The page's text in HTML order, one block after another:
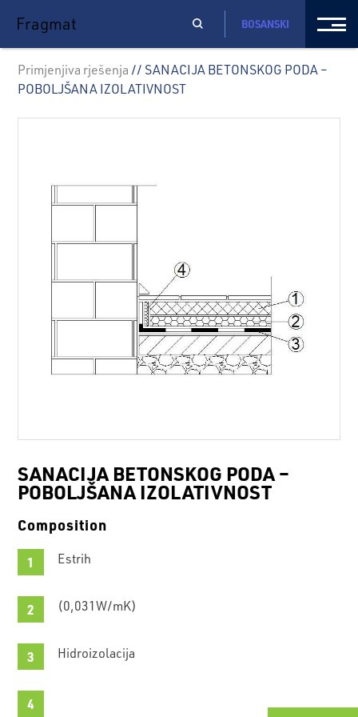
Fragmat BOSANSKI
Primjenjiva rješenja // SANACIJA BETONSKOG PODA –
POBOLJŠANA IZOLATIVNOST
SANACIJA BETONSKOG PODA –
POBOLJŠANA IZOLATIVNOST
Composition
Estrih
(0,031W/mK)
Hidroizolacija